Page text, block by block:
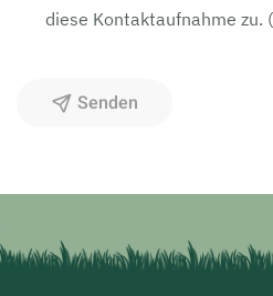
diese Kontaktaufnahme zu. (
Senden